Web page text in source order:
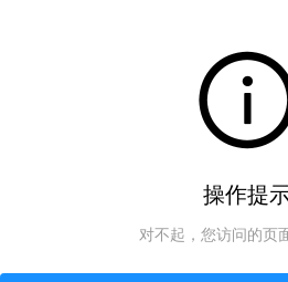
操作提
对不起，您访问的页